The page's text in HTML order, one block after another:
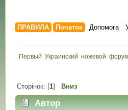
ПРАВИЛА Початок Допомога
Первый  Украинский  ножевой
Сторінок: [1] Вниз
Автор